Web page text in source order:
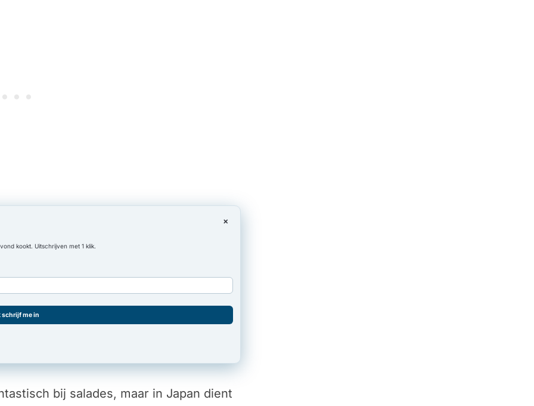
kookt. Uitschrijven met 1 klik.
schrijf me in
×
bij salades, maar in Japan dient